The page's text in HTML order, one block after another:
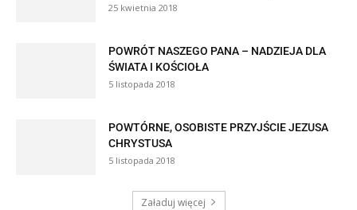
25 kwietnia 2018
POWRÓT NASZEGO PANA – NADZIEJA DLA
ŚWIATA I KOŚCIOŁA
5 listopada 2018
POWTÓRNE, OSOBISTE PRZYJŚCIE JEZUSA
CHRYSTUSA
5 listopada 2018
Załaduj więcej